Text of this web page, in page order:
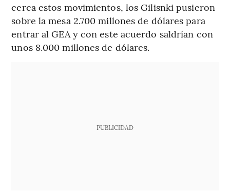
cerca estos movimientos, los Gilisnki pusieron
sobre la mesa 2.700 millones de dólares para
entrar al GEA y con este acuerdo saldrían con
unos 8.000 millones de dólares.
PUBLICIDAD